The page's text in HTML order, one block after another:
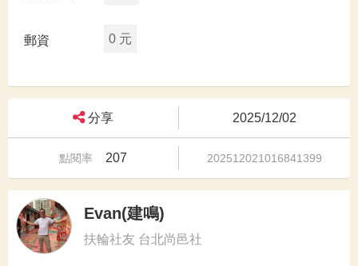
郵資 0 元
分享 2025/12/02
點閱率 207 202512021016841399
Evan(建鳴)
扶輪社友 台北尚邑社